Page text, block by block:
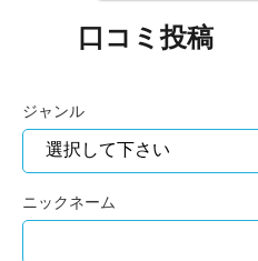
口コミ投稿
ジャンル
ニックネーム